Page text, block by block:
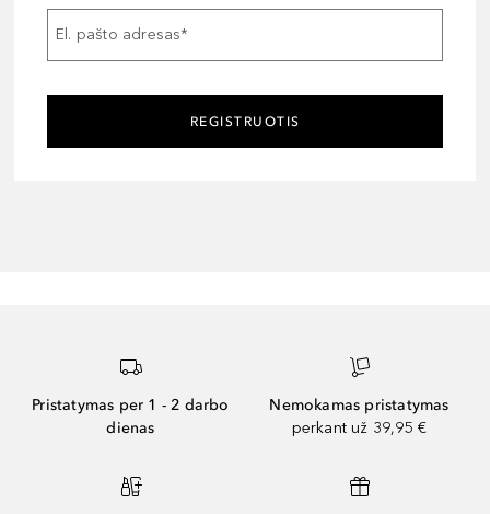
El. pašto adresas*
REGISTRUOTIS
Pristatymas per 1 - 2 darbo
dienas
Nemokamas pristatymas
perkant už 39,95 €